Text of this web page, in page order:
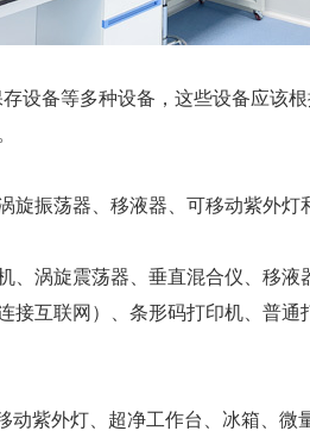
设备等多种设备，这些设备应该
振荡器、移液器、可移动紫外灯
、涡旋震荡器、垂直混合仪、移液
接互联网）、条形码打印机、普通
紫外灯、超净工作台、冰箱、微